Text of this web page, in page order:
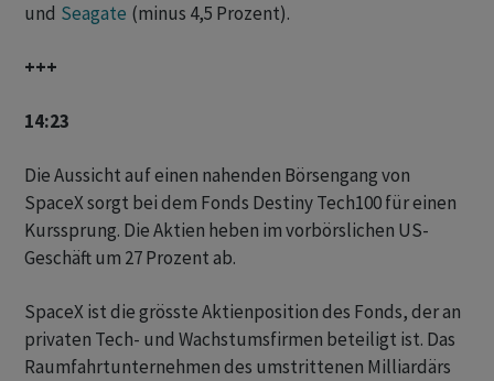
und Seagate (minus 4,5 Prozent).
+++
14:23
Die Aussicht auf einen nahenden Börsengang von
SpaceX sorgt bei dem Fonds Destiny Tech100 für einen
Kurssprung. ‌Die Aktien ⁠heben im vorbörslichen US-
Geschäft um 27 Prozent ab.
SpaceX ist die grösste Aktienposition des Fonds, der an
privaten ⁠Tech- und Wachstumsfirmen beteiligt ist. Das
Raumfahrtunternehmen des umstrittenen Milliardärs